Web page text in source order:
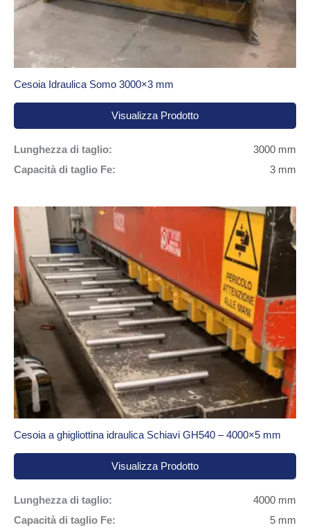
Lavorazioni Accessorie: Punzonatrice usata
Cesoia Idraulica Somo 3000×3 mm
Visualizza Prodotto
Lunghezza di taglio:
3000 mm
Capacità di taglio Fe:
3 mm
Cesoia a ghigliottina idraulica Schiavi GH540 – 4000×5 mm
Visualizza Prodotto
Lunghezza di taglio:
4000 mm
Capacità di taglio Fe:
5 mm